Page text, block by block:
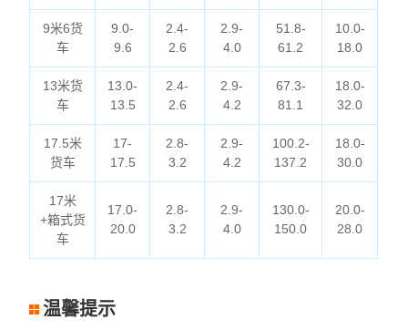
9米6货
车
9.0-
9.6
2.4-
2.6
2.9-
4.0
51.8-
61.2
10.0-
18.0
13米货
车
13.0-
13.5
2.4-
2.6
2.9-
4.2
67.3-
81.1
18.0-
32.0
17.5米
货车
17-
17.5
2.8-
3.2
2.9-
4.2
100.2-
137.2
18.0-
30.0
17米
+箱式货
车
17.0-
20.0
2.8-
3.2
2.9-
4.0
130.0-
150.0
20.0-
28.0
温馨提示